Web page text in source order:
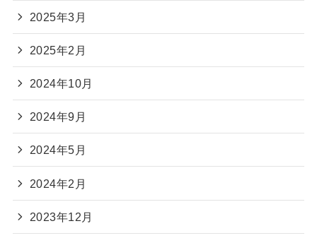
2025年3月
2025年2月
2024年10月
2024年9月
2024年5月
2024年2月
2023年12月